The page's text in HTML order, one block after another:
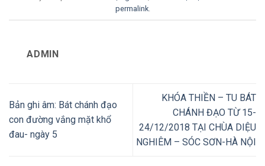
permalink.
ADMIN
Bản ghi âm: Bát chánh đạo
con đường vắng mặt khổ
đau- ngày 5
KHÓA THIỀN – TU BÁT
CHÁNH ĐẠO TỪ 15-
24/12/2018 TẠI CHÙA DIỆU
NGHIÊM – SÓC SƠN-HÀ NỘI